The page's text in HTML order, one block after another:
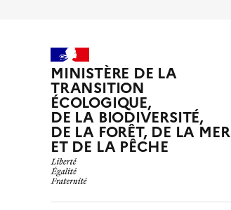
MINISTÈRE DE LA
TRANSITION
ÉCOLOGIQUE,
DE LA BIODIVERSITÉ,
DE LA FORÊT, DE LA MER
ET DE LA PÊCHE